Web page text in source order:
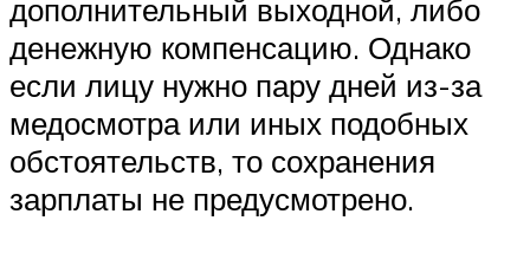
дополнительный выходной, либо
денежную компенсацию. Однако
если лицу нужно пару дней из-за
медосмотра или иных подобных
обстоятельств, то сохранения
зарплаты не предусмотрено.